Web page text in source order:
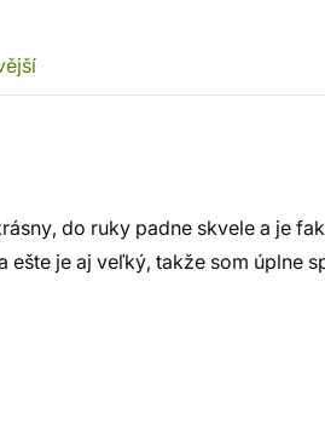
do ruky padne skvele a je
ešte je aj veľký, takže som úplne